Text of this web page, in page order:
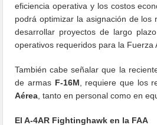
eficiencia operativa y los costos
podrá optimizar la asignación de los
desarrollar proyectos de largo
operativos requeridos para la Fuerza
También cabe señalar que la
de armas F-16M , requiere que los
Aérea , tanto en personal como en
El A-4AR Fightinghawk en la FAA